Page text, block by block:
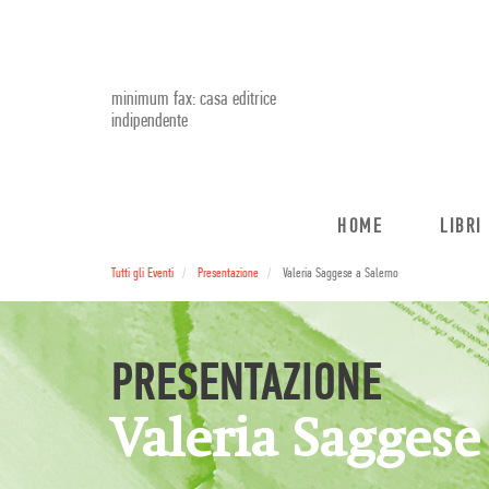
minimum fax: casa editrice
indipendente
HOME LIBRI
Tutti gli Eventi Presentazione Valeria Saggese a Salerno
PRESENTAZIONE
Valeria